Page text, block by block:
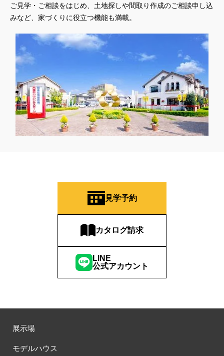
ご見学・ご相談をはじめ、土地探しや間取り作成のご相談申し込
みなど、家づくりに役立つ機能も満載。
見学予約
カタログ請求
LINE
公式アカウント
展示場
モデルハウス